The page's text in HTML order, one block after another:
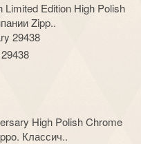
Limited Edition High Polish
Zipp..
High Polish Chrome
Классич..